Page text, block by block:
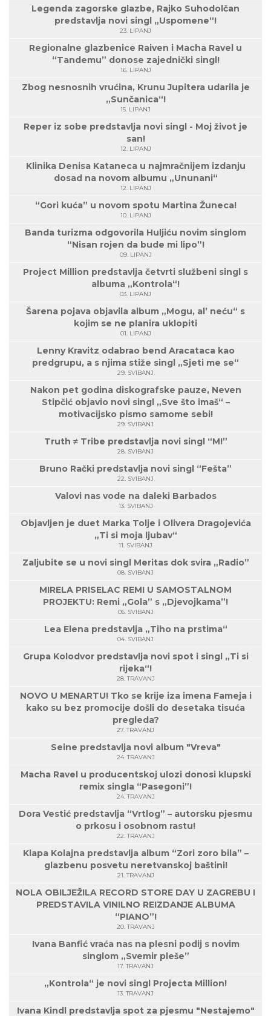
Legenda zagorske glazbe, Rajko Suhodolčan
predstavlja novi singl „Uspomene“!
23. LIPANJ
Regionalne glazbenice Raiven i Macha Ravel u
“Tandemu” donose zajednički singl!
16. LIPANJ
Zbog nesnosnih vrućina, Krunu Jupitera udarila je
„Sunčanica“!
15. LIPANJ
Reper iz sobe predstavlja novi singl - Moj život je
san!
12. LIPANJ
Klinika Denisa Kataneca u najmračnijem izdanju
dosad na novom albumu „Ununani“
12. LIPANJ
“Gori kuća” u novom spotu Martina Žuneca!
10. LIPANJ
Banda turizma odgovorila Huljiću novim singlom
“Nisan rojen da bude mi lipo”!
09. LIPANJ
Project Million predstavlja četvrti službeni singl s
albuma „Kontrola“!
03. LIPANJ
Šarena pojava objavila album „Mogu, al’ neću“ s
kojim se ne planira uklopiti
01. LIPANJ
Lenny Kravitz odabrao bend Aracataca kao
predgrupu, a s njima stiže singl „Sjeti me se“
29. SVIBANJ
Nakon pet godina diskografske pauze, Neven
Stipčić objavio novi singl „Sve što imaš“ –
motivacijsko pismo samome sebi!
29. SVIBANJ
Truth ≠ Tribe predstavlja novi singl “M!”
28. SVIBANJ
Bruno Rački predstavlja novi singl “Fešta”
22. SVIBANJ
Valovi nas vode na daleki Barbados
13. SVIBANJ
Objavljen je duet Marka Tolje i Olivera Dragojevića
„Ti si moja ljubav“
11. SVIBANJ
Zaljubite se u novi singl Meritas dok svira „Radio”
08. SVIBANJ
MIRELA PRISELAC REMI U SAMOSTALNOM
PROJEKTU: Remi „Gola” s „Djevojkama”!
05. SVIBANJ
Lea Elena predstavlja „Tiho na prstima“
04. SVIBANJ
Grupa Kolodvor predstavlja novi spot i singl „Ti si
rijeka“!
28. TRAVANJ
NOVO U MENARTU! Tko se krije iza imena Fameja i
kako su bez promocije došli do desetaka tisuća
pregleda?
27. TRAVANJ
Seine predstavlja novi album "Vreva"
24. TRAVANJ
Macha Ravel u producentskoj ulozi donosi klupski
remix singla “Pasegoni”!
24. TRAVANJ
Dora Vestić predstavlja “Vrtlog” – autorsku pjesmu
o prkosu i osobnom rastu!
22. TRAVANJ
Klapa Kolajna predstavlja album “Zori zoro bila” –
glazbenu posvetu neretvanskoj baštini!
21. TRAVANJ
NOLA OBILJEŽILA RECORD STORE DAY U ZAGREBU I
PREDSTAVILA VINILNO REIZDANJE ALBUMA
“PIANO”!
20. TRAVANJ
Ivana Banfić vraća nas na plesni podij s novim
singlom „Svemir pleše”
17. TRAVANJ
„Kontrola“ je novi singl Projecta Million!
13. TRAVANJ
Ivana Kindl predstavlja spot za pjesmu "Nestajemo"